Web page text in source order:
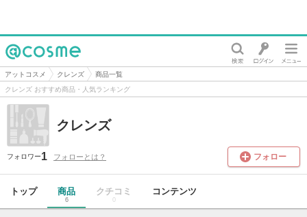
@cosme
アットコスメ クレンズ
商品一覧
クレンズ おすすめ商品・人気ランキング
クレンズ
フォロワー1 フォローとは？ フォロー
トップ 商品
6
クチコミ
0
コンテンツ